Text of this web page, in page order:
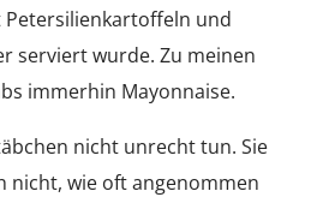
Petersilienkartoffeln und
serviert wurde. Zu meinen
immerhin Mayonnaise.
nicht unrecht tun. Sie
nicht, wie oft angenommen